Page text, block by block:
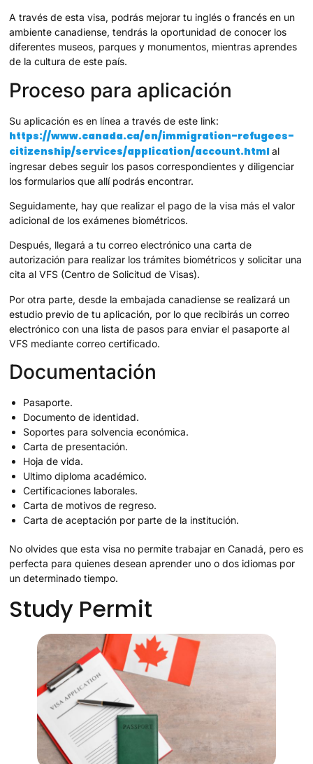
A través de esta visa, podrás mejorar tu inglés o francés en un
ambiente canadiense, tendrás la oportunidad de conocer los
diferentes museos, parques y monumentos, mientras aprendes
de la cultura de este país.
Proceso para aplicación
Su aplicación es en línea a través de este link:
https://www.canada.ca/en/immigration-refugees-
citizenship/services/application/account.html al
ingresar debes seguir los pasos correspondientes y diligenciar
los formularios que allí podrás encontrar.
Seguidamente, hay que realizar el pago de la visa más el valor
adicional de los exámenes biométricos.
Después, llegará a tu correo electrónico una carta de
autorización para realizar los trámites biométricos y solicitar una
cita al VFS (Centro de Solicitud de Visas).
Por otra parte, desde la embajada canadiense se realizará un
estudio previo de tu aplicación, por lo que recibirás un correo
electrónico con una lista de pasos para enviar el pasaporte al
VFS mediante correo certificado.
Documentación
Pasaporte.
Documento de identidad.
Soportes para solvencia económica.
Carta de presentación.
Hoja de vida.
Ultimo diploma académico.
Certificaciones laborales.
Carta de motivos de regreso.
Carta de aceptación por parte de la institución.
No olvides que esta visa no permite trabajar en Canadá, pero es
perfecta para quienes desean aprender uno o dos idiomas por
un determinado tiempo.
Study Permit